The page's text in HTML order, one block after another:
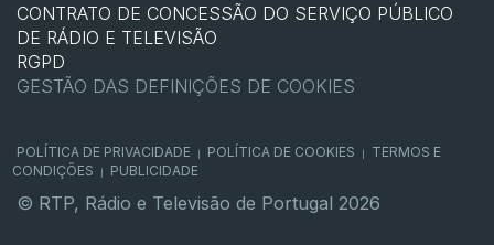
CONTRATO DE CONCESSÃO DO SERVIÇO PÚBLICO
DE RÁDIO E TELEVISÃO
RGPD
GESTÃO DAS DEFINIÇÕES DE COOKIES
POLÍTICA DE PRIVACIDADE POLÍTICA DE COOKIES
TERMOS E
CONDIÇÕES
PUBLICIDADE
© RTP, Rádio e Televisão de Portugal 2026